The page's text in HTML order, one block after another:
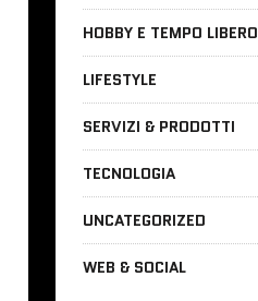
HOBBY E TEMPO LIBERO
LIFESTYLE
SERVIZI & PRODOTTI
TECNOLOGIA
UNCATEGORIZED
WEB & SOCIAL